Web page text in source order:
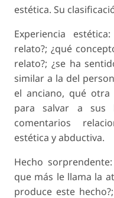
estética. Su
Experiencia
relato?; ¿qué
relato?; ¿se ha
similar a la del
el anciano, qué
para salvar a sus
comentarios
estética y abductiva.
Hecho
que más le llama la
produce este